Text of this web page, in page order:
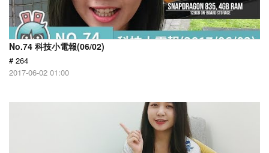
No.74 科技小電報(06/02)
# 264
2017-06-02 01:00